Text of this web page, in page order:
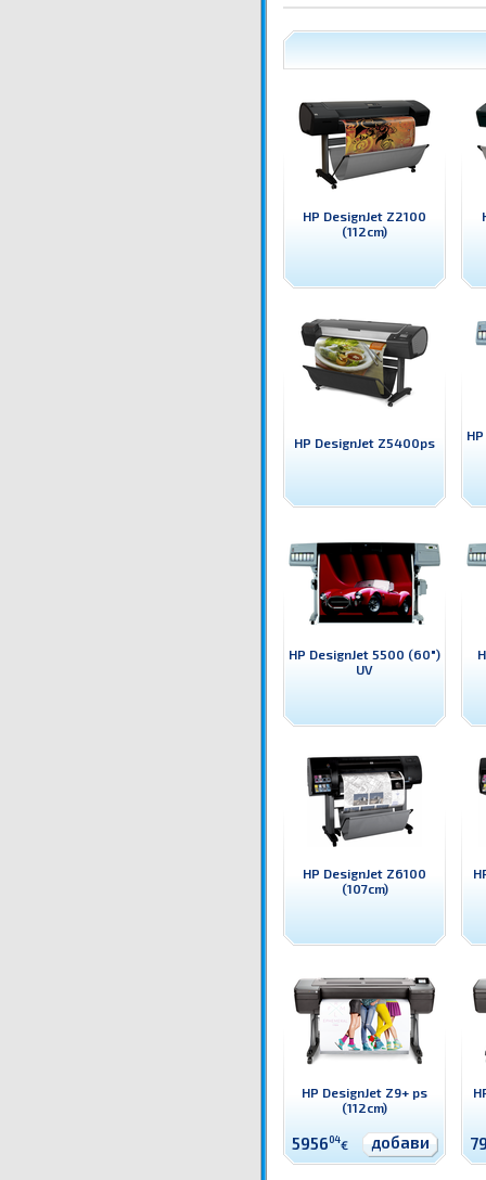
HP DesignJet Z2100
(112cm)
HP DesignJet Z5400ps
HP DesignJet 5500 (60")
UV
HP DesignJet Z6100
(107cm)
HP DesignJet Z9+ ps
(112cm)
595604€ добави